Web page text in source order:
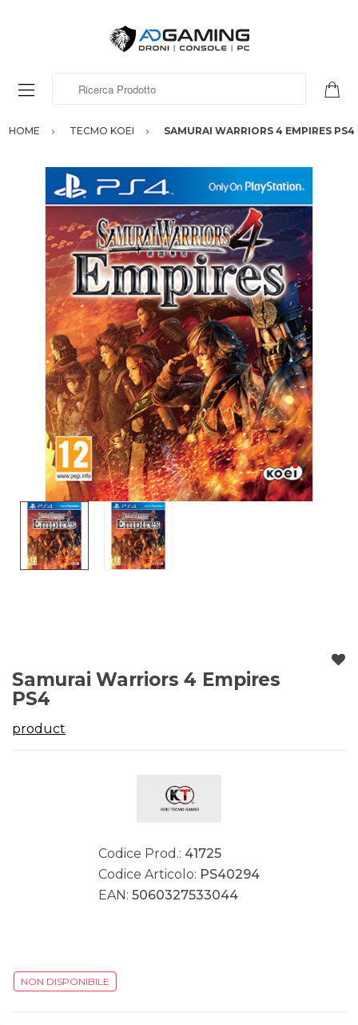
HOME TECMO KOEI SAMURAI WARRIORS 4 EMPIRES PS4
Samurai Warriors 4 Empires
PS4
product
Codice Prod.: 41725
Codice Articolo: PS40294
EAN: 5060327533044
NON DISPONIBILE